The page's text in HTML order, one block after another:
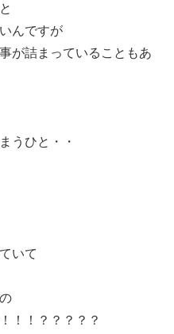
んですが
が詰まっていることもあ
うひと・・
いて
！！？？？？？